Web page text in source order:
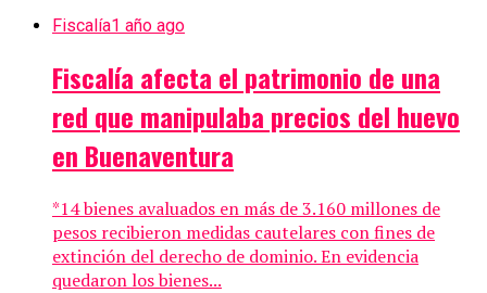
Fiscalía1 año ago
Fiscalía afecta el patrimonio de una
red que manipulaba precios del huevo
en Buenaventura
*14 bienes avaluados en más de 3.160 millones de
pesos recibieron medidas cautelares con fines de
extinción del derecho de dominio. En evidencia
quedaron los bienes...